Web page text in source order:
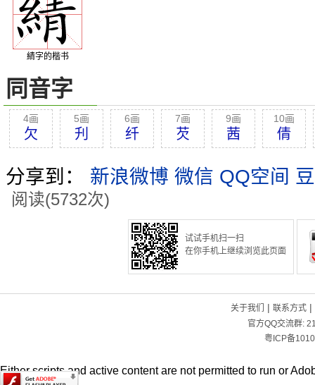
綪字的楷书
同音字
4画
欠
5画
刋
6画
纤
7画
芡
9画
茜
10画
倩
分享到： 新浪微博 微信 QQ空间
阅读(5732次)
试试手机扫一扫
在你手机上继续浏览此页面
关于我们 | 联系方式|
官方QQ交流群:
粤ICP备
Either scripts and active content are not permitted to run or